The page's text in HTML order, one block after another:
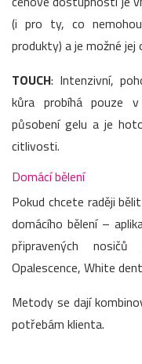
(i pro ty, co
produkty) a je možné
TOUCH: Intenzivní,
kůra probíhá pouze
působení gelu a je
citlivosti.
Domácí bělení
Pokud chcete raději
domácího bělení –
připravených
Opalescence, White
Metody se dají
potřebám klienta.